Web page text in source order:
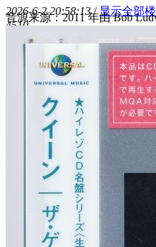
2026-6-2 20:58:13 / 显示全部
4510
音源来源：2011 年由 Bob